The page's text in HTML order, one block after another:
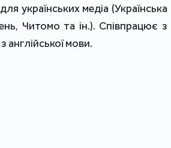
українських медіа (Українська
Читомо та ін.). Співпрацює з
мови.